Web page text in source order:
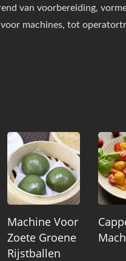
van voorbereiding,
machines, tot
Machine Voor
Zoete Groene
Rijstballen